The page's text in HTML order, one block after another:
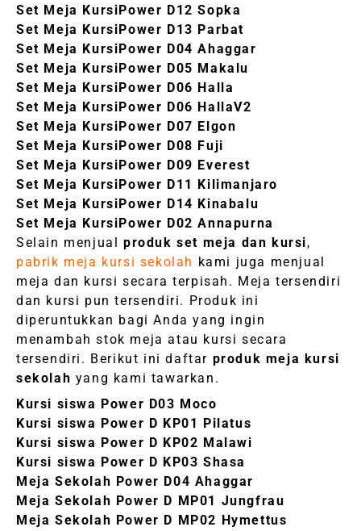
Set Meja KursiPower D12 Sopka
Set Meja KursiPower D13 Parbat
Set Meja KursiPower D04 Ahaggar
Set Meja KursiPower D05 Makalu
Set Meja KursiPower D06 Halla
Set Meja KursiPower D06 HallaV2
Set Meja KursiPower D07 Elgon
Set Meja KursiPower D08 Fuji
Set Meja KursiPower D09 Everest
Set Meja KursiPower D11 Kilimanjaro
Set Meja KursiPower D14 Kinabalu
Set Meja KursiPower D02 Annapurna
Selain menjual produk set meja dan kursi,
pabrik meja kursi sekolah kami juga menjual
meja dan kursi secara terpisah. Meja tersendiri
dan kursi pun tersendiri. Produk ini
diperuntukkan bagi Anda yang ingin
menambah stok meja atau kursi secara
tersendiri. Berikut ini daftar produk meja kursi
sekolah yang kami tawarkan.
Kursi siswa Power D03 Moco
Kursi siswa Power D KP01 Pilatus
Kursi siswa Power D KP02 Malawi
Kursi siswa Power D KP03 Shasa
Meja Sekolah Power D04 Ahaggar
Meja Sekolah Power D MP01 Jungfrau
Meja Sekolah Power D MP02 Hymettus